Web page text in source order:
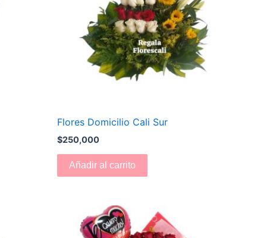
Flores Domicilio Cali Sur
$250,000
Añadir al carrito